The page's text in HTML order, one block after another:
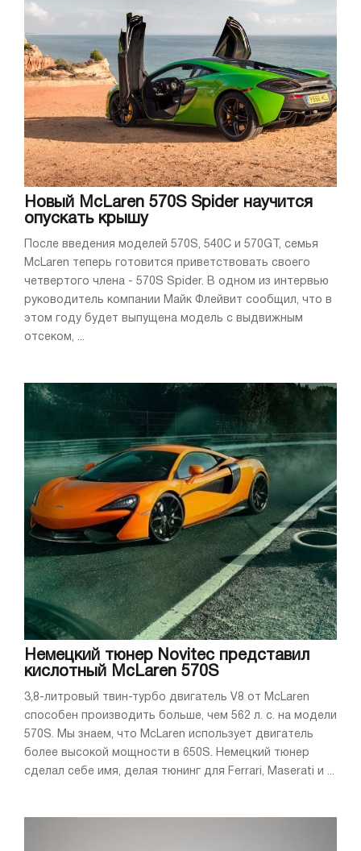
Новый McLaren 570S Spider научится
опускать крышу
После введения моделей 570S, 540C и 570GT, семья
McLaren теперь готовится приветствовать своего
четвертого члена - 570S Spider. В одном из интервью
руководитель компании Майк Флейвит сообщил, что в
этом году будет выпущена модель с выдвижным
отсеком, ...
Немецкий тюнер Novitec представил
кислотный McLaren 570S
3,8-литровый твин-турбо двигатель V8 от McLaren
способен производить больше, чем 562 л. с. на модели
570S. Мы знаем, что McLaren использует двигатель
более высокой мощности в 650S. Немецкий тюнер
сделал себе имя, делая тюнинг для Ferrari, Maserati и ...